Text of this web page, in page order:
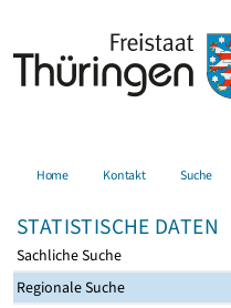
Home Kontakt Suche
STATISTISCHE DATEN
Sachliche Suche
Regionale Suche